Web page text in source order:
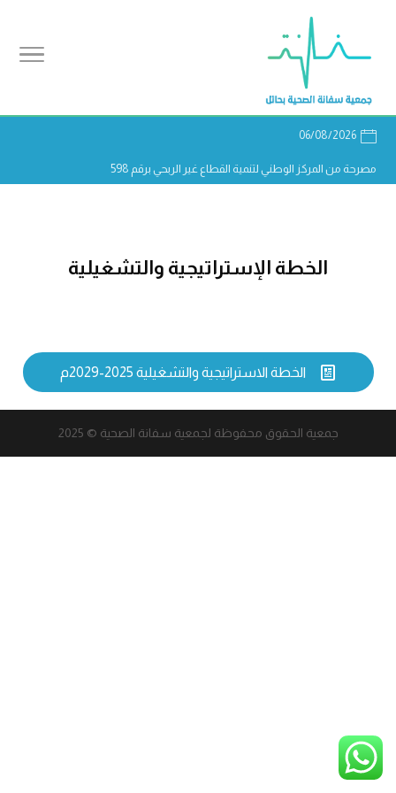
06/08/2026
مصرحة من المركز الوطني لتنمية القطاع غير الربحي برقم 598
الخطة الإستراتيجية والتشغيلية
 الخطة الاستراتيجية والتشغيلية 2025-2029م
جمعية الحقوق محفوظة لجمعية سفانة الصحية © 2025